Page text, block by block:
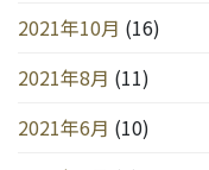
2021年10月 (16)
2021年8月 (11)
2021年6月 (10)